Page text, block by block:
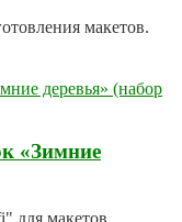
макетов.
«Зимние
для макетов,